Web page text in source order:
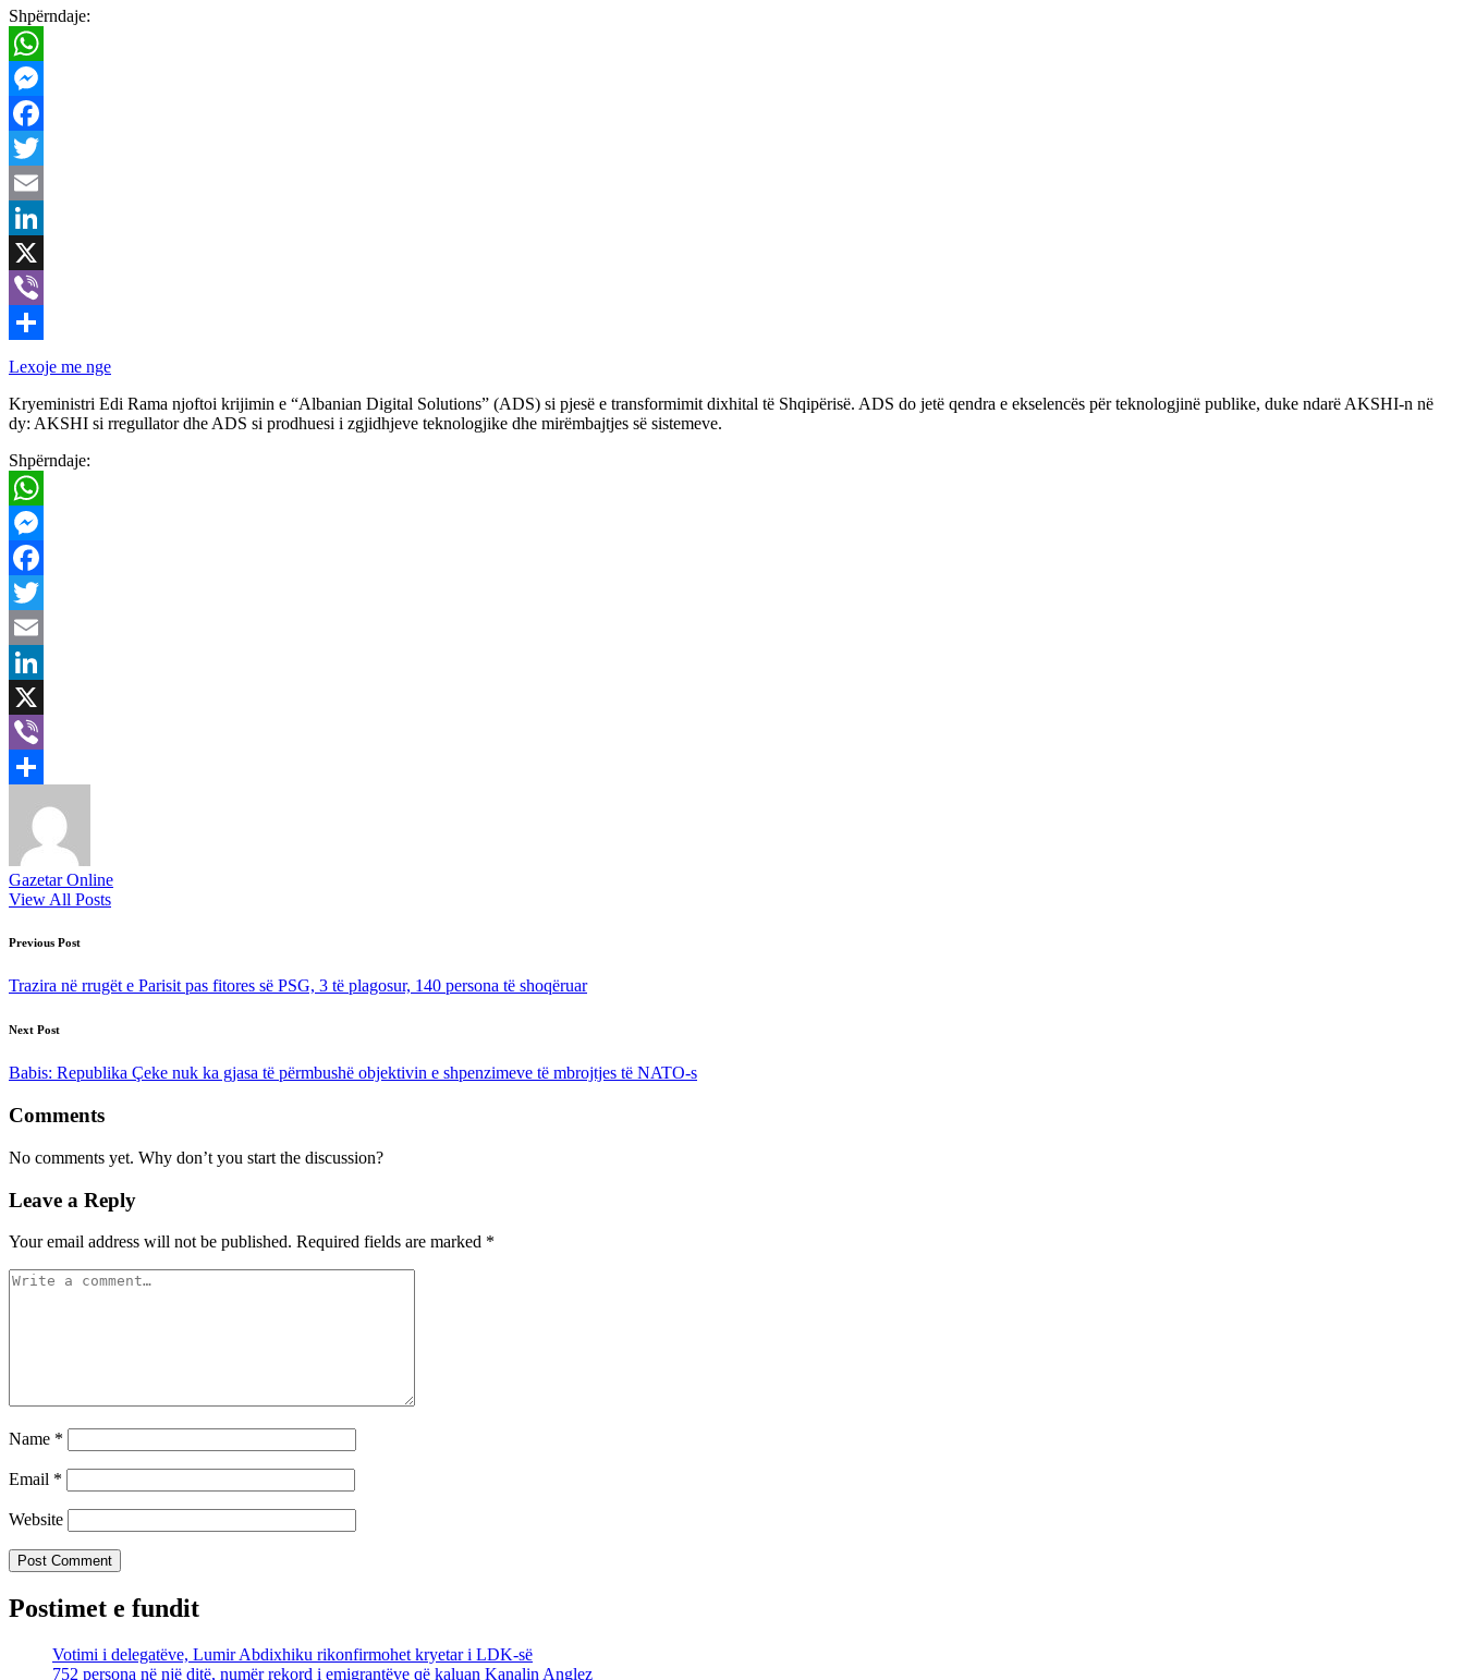
Shpërndaje:
WhatsApp
Messenger
Facebook
Twitter
Email
LinkedIn
X
Viber
Share
Lexoje me nge
Kryeministri Edi Rama njoftoi krijimin e “Albanian Digital Solutions” (ADS) si pjesë e transformimit dixhital të Shqipërisë. ADS do jetë qendra e ekselencës për teknologjinë publike, duke ndarë AKSHI-n në
dy: AKSHI si rregullator dhe ADS si prodhuesi i zgjidhjeve teknologjike dhe mirëmbajtjes së sistemeve.
Shpërndaje:
WhatsApp
Messenger
Facebook
Twitter
Email
LinkedIn
X
Viber
Gazetar Online
View All Posts
Post
navigation
Previous Post
Trazira në rrugët e Parisit pas fitores së PSG, 3 të plagosur, 140 persona të shoqëruar
Next Post
Babis: Republika Çeke nuk ka gjasa të përmbushë objektivin e shpenzimeve të mbrojtjes të NATO-s
Comments
No comments yet. Why don’t you start the discussion?
Leave a Reply
Your email address will not be published. Required fields are marked *
Name *
Email *
Website
Postimet e fundit
Votimi i delegatëve, Lumir Abdixhiku rikonfirmohet kryetar i LDK-së
752 persona në një ditë, numër rekord i emigrantëve që kaluan Kanalin Anglez